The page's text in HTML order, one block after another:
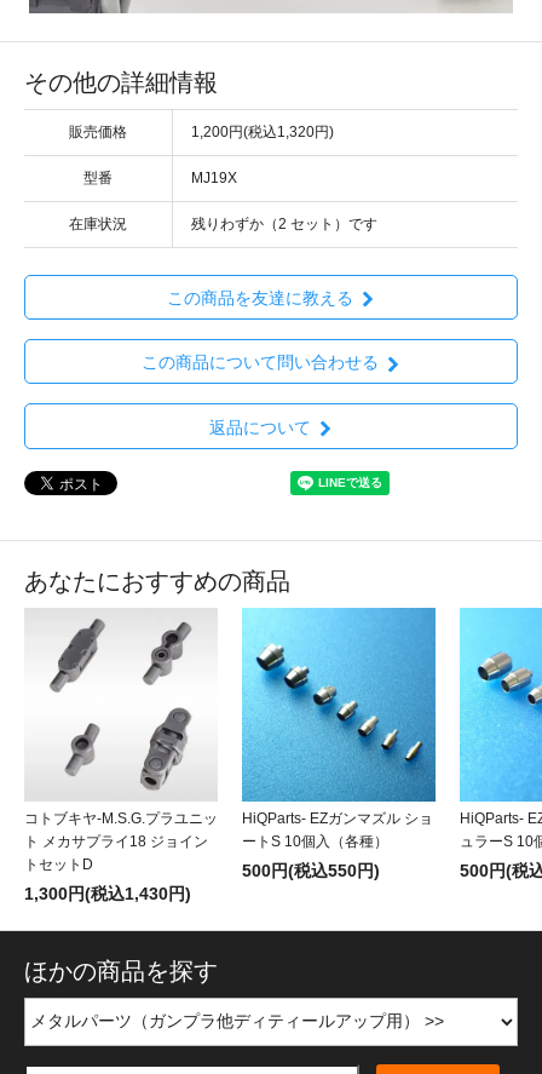
その他の詳細情報
販売価格 1,200円(税込1,320円)
型番 MJ19X
在庫状況 残りわずか（2 セット）です
この商品を友達に教える
この商品について問い合わせる
返品について
あなたにおすすめの商品
コトブキヤ-M.S.G.プラユニッ
ト メカサプライ18 ジョイン
トセットD
1,300円(税込1,430円)
HiQParts- EZガンマズル ショ
ートS 10個入（各種）
500円(税込550円)
HiQParts-
ュラーS 10
500円(税
ほかの商品を探す